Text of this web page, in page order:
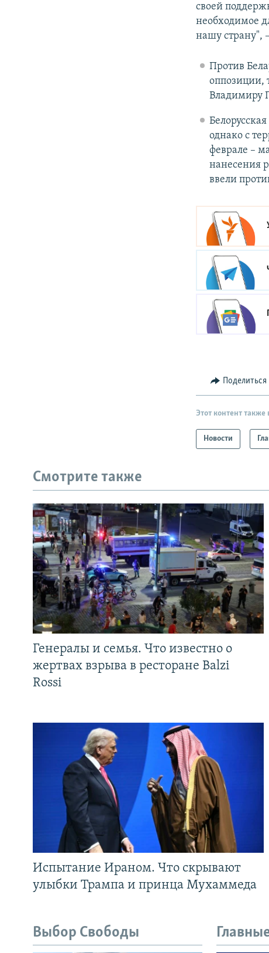
своей
необходимое
нашу страну",
Против
оппозиции,
Владимиру
однако с
феврале –
нанесения
ввели
Поделиться
Этот контент также
Новости
Смотрите также
Генералы и семья. Что известно о
жертвах взрыва в ресторане Balzi
Rossi
Испытание Ираном. Что скрывают
улыбки Трампа и принца Мухаммеда
Выбор Свободы